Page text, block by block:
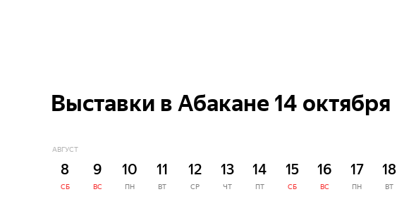
Выставки в Абакане 14 октября
АВГУСТ
8
СБ
9
ВС
10
ПН
11
ВТ
12
СР
13
ЧТ
14
ПТ
15
СБ
16
ВС
17
ПН
18
ВТ